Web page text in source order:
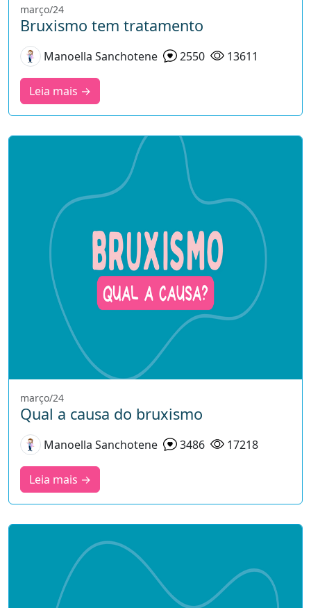
março/24
Bruxismo tem tratamento
Manoella Sanchotene 2550 13611
Leia mais →
março/24
Qual a causa do bruxismo
Manoella Sanchotene 3486 17218
Leia mais →